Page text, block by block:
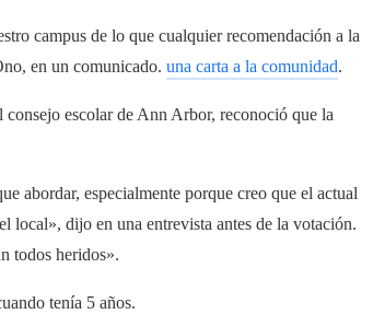
campus de lo que cualquier recomendación a la
en un comunicado. una carta a la comunidad.
escolar de Ann Arbor, reconoció que la
abordar, especialmente porque creo que el actual
local», dijo en una entrevista antes de la votación.
todos heridos».
tenía 5 años.